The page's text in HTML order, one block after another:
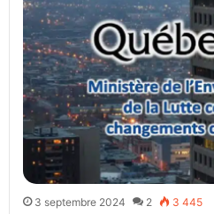
3 septembre 2024 2 3 445